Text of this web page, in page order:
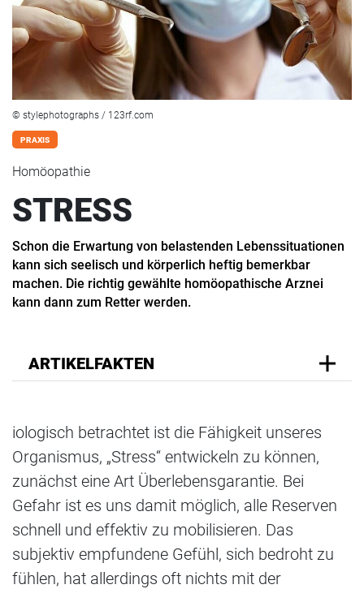
© stylephotographs / 123rf.com
PRAXIS
Homöopathie
STRESS
Schon die Erwartung von belastenden Lebenssituationen
kann sich seelisch und körperlich heftig bemerkbar
machen. Die richtig gewählte homöopathische Arznei
kann dann zum Retter werden.
ARTIKELFAKTEN
iologisch betrachtet ist die Fähigkeit unseres
Organismus, „Stress“ entwickeln zu können,
zunächst eine Art Überlebensgarantie. Bei
Gefahr ist es uns damit möglich, alle Reserven
schnell und effektiv zu mobilisieren. Das
subjektiv empfundene Gefühl, sich bedroht zu
fühlen, hat allerdings oft nichts mit der